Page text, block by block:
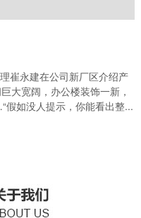
崔永建在公司新厂区介绍产
大宽阔，办公楼装饰一新，
如没人提示，你能看出整...